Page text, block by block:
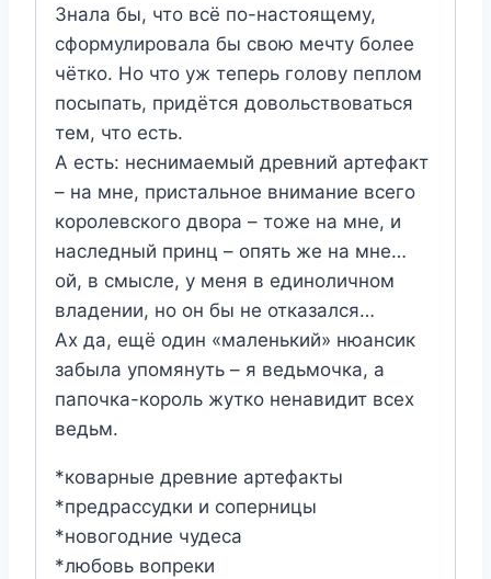
Знала бы, что всё по-настоящему,
сформулировала бы свою мечту более
чётко. Но что уж теперь голову пеплом
посыпать, придётся довольствоваться
тем, что есть.
А есть: неснимаемый древний артефакт
– на мне, пристальное внимание всего
королевского двора – тоже на мне, и
наследный принц – опять же на мне…
ой, в смысле, у меня в единоличном
владении, но он бы не отказался…
Ах да, ещё один «маленький» нюансик
забыла упомянуть – я ведьмочка, а
папочка-король жутко ненавидит всех
ведьм.
*коварные древние артефакты
*предрассудки и соперницы
*новогодние чудеса
*любовь вопреки